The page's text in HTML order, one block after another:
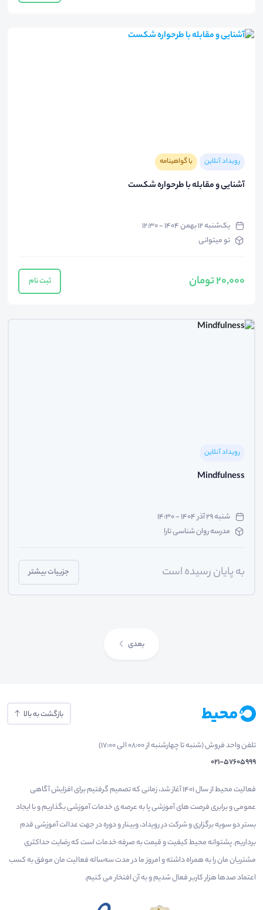
رویداد آنلاین با گواهینامه
آشنایی و مقابله با طرحواره شکست
یک‌شنبه ۱۲ بهمن ۱۴۰۴ - ۱۲:۳۰
تو میتوانی
20,000 تومان ثبت نام
رویداد آنلاین
Mindfulness
شنبه ۲۹ آذر ۱۴۰۴ - ۱۴:۳۰
مدرسه روان شناسی تارا
به پایان رسیده است جزییات بیشتر
بعدی
بازگشت به بالا
تلفن واحد فروش (شنبه تا چهارشنبه از 08:00 الی 17:00)
021-57605999
فعالیت محیط از سال 1401 آغاز شد، زمانی که تصمیم گرفتیم برای افزایش آگاهی
عمومی و برابری فرصت های آموزشی پا به عرصه ی خدمات آموزشی بگذاریم و با ایجاد
بستر دو سویه برگزاری و شرکت در رویداد، وبینار و دوره در جهت عدالت آموزشی قدم
برداریم. پشتوانه محیط کیفیت و قیمت به صرفه خدمات است که رضایت حداکثری
مشتریان مان را به همراه داشته و امروز ما در مدت سه‌ساله فعالیت مان موفق به کسب
اعتماد صدها هزار کاربر فعال شدیم و به آن افتخار می‌ کنیم.